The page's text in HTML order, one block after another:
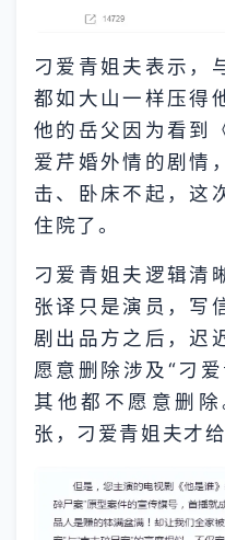
刁爱青姐夫表示，
都如大山一样压得
他的岳父因为看到
爱芹婚外情的剧情
击、卧床不起，这
住院了。
刁爱青姐夫逻辑清
张译只是演员，写
剧出品方之后，迟
愿意删除涉及“刁
其他都不愿意删
张，刁爱青姐夫才